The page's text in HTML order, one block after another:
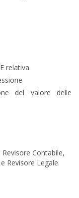
relativa
del valore delle
Contabile,
Revisore Legale.